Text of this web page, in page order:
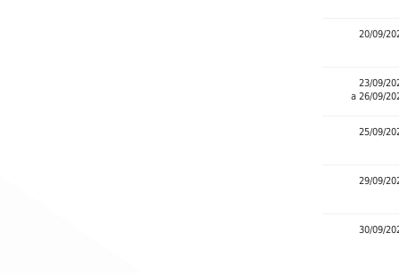
20/09/
23/09/
a 26/09/
25/09/
29/09/
30/09/